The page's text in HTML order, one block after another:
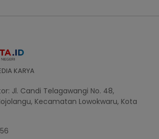
KARYA
Jl. Candi Telagawangi No. 48,
Kecamatan Lowokwaru, Kota